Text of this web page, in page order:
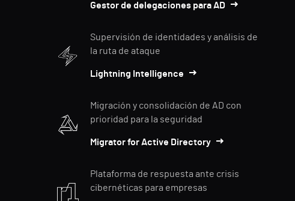
Gestor de delegaciones para AD
Supervisión de identidades y análisis de
la ruta de ataque
Lightning Intelligence
Migración y consolidación de AD con
prioridad para la seguridad
Migrator for Active Directory
Plataforma de respuesta ante crisis
cibernéticas para empresas